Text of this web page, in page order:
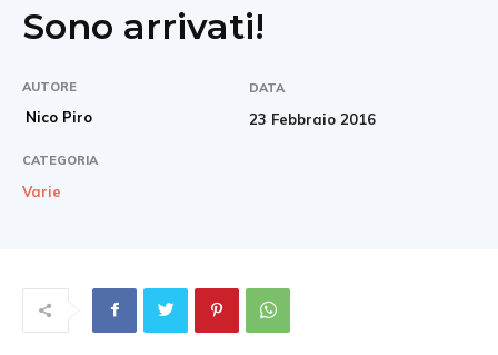
Sono arrivati!
AUTORE
Nico Piro
DATA
23 Febbraio 2016
CATEGORIA
Varie